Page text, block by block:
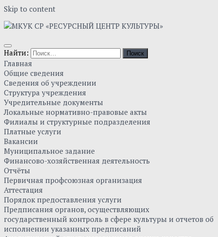
Skip to content
Найти:
Главная
Общие сведения
Сведения об учреждении
Структура учреждения
Учредительные документы
Локальные нормативно-правовые акты
Филиалы и структурные подразделения
Платные услуги
Вакансии
Муниципальное задание
Финансово-хозяйственная деятельность
Отчёты
Первичная профсоюзная организация
Аттестация
Порядок предоставления услуги
Предписания органов, осуществляющих
государственный контроль в сфере культуры и отчетов об
исполнении указанных предписаний